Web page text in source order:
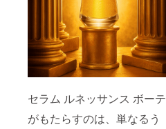
セラム ルネッサンス ボーテ
がもたらすのは、単なるう